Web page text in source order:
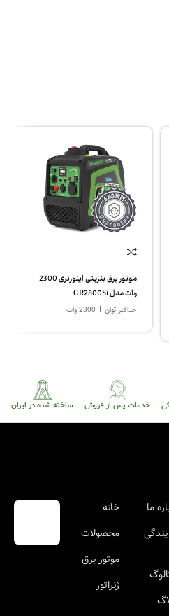
موتور برق بنزینی اینورتری 2300
وات مدل GR2800Si
حداکثر توان | 2300 وات
خدمات پس از فروش ساخته شده در ایران
ما
خانه
محصولات
موتور برق
ژنراتور